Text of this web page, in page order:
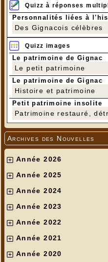
Quizz à réponses
Personnalités liées à
Des Gignacois célèbres
Quizz images
Le patrimoine de Gignac
Le petit patrimoine
Le patrimoine de Gignac
Histoire et patrimoine
Petit patrimoine insolite
Patrimoine restauré,
Archives des Nouvelles
Année 2026
Année 2025
Année 2024
Année 2023
Année 2022
Année 2021
Année 2020